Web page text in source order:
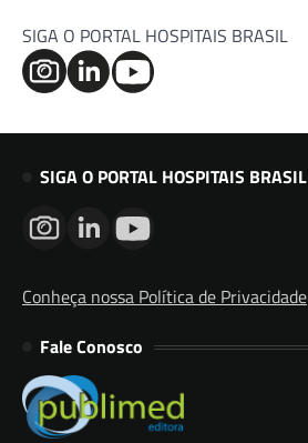
SIGA O PORTAL HOSPITAIS BRASIL
SIGA O PORTAL HOSPITAIS BRASIL
Conheça nossa Política de Privacidade
Fale Conosco